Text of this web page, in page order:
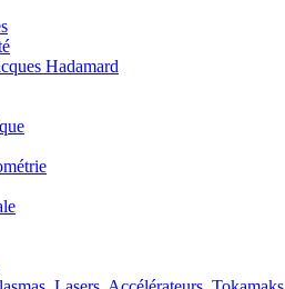
Hadamard